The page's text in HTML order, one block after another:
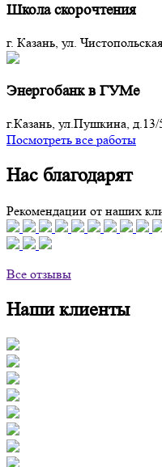
Школа скорочтения
г. Казань, ул.
Энергобанк в ГУМе
г.Казань, ул.Пушкина, д.13/
Посмотреть все работы
Нас благодарят
Рекомендации от наших
Все отзывы
Наши клиенты